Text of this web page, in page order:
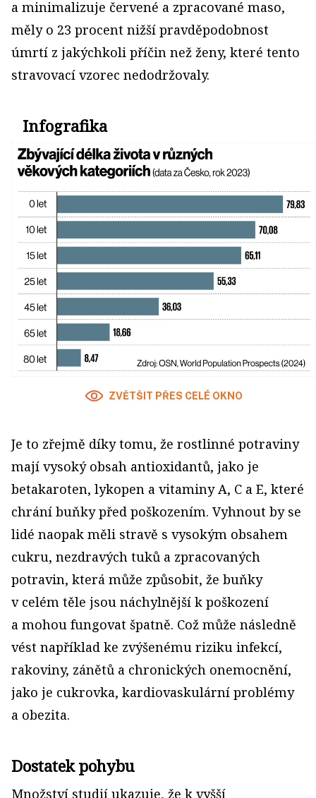
a minimalizuje červené a zpracované maso,
měly o 23 procent nižší pravděpodobnost
úmrtí z jakýchkoli příčin než ženy, které tento
stravovací vzorec nedodržovaly.
Infografika
ZVĚTŠIT PŘES CELÉ OKNO
Je to zřejmě díky tomu, že rostlinné potraviny
mají vysoký obsah antioxidantů, jako je
betakaroten, lykopen a vitaminy A, C a E, které
chrání buňky před poškozením. Vyhnout by se
lidé naopak měli stravě s vysokým obsahem
cukru, nezdravých tuků a zpracovaných
potravin, která může způsobit, že buňky
v celém těle jsou náchylnější k poškození
a mohou fungovat špatně. Což může následně
vést například ke zvýšenému riziku infekcí,
rakoviny, zánětů a chronických onemocnění,
jako je cukrovka, kardiovaskulární problémy
a obezita.
Dostatek pohybu
Množství studií ukazuje, že k vyšší